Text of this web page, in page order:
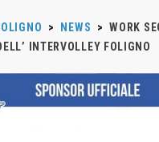
> NEWS > WORK
INTERVOLLEY FOLIGNO